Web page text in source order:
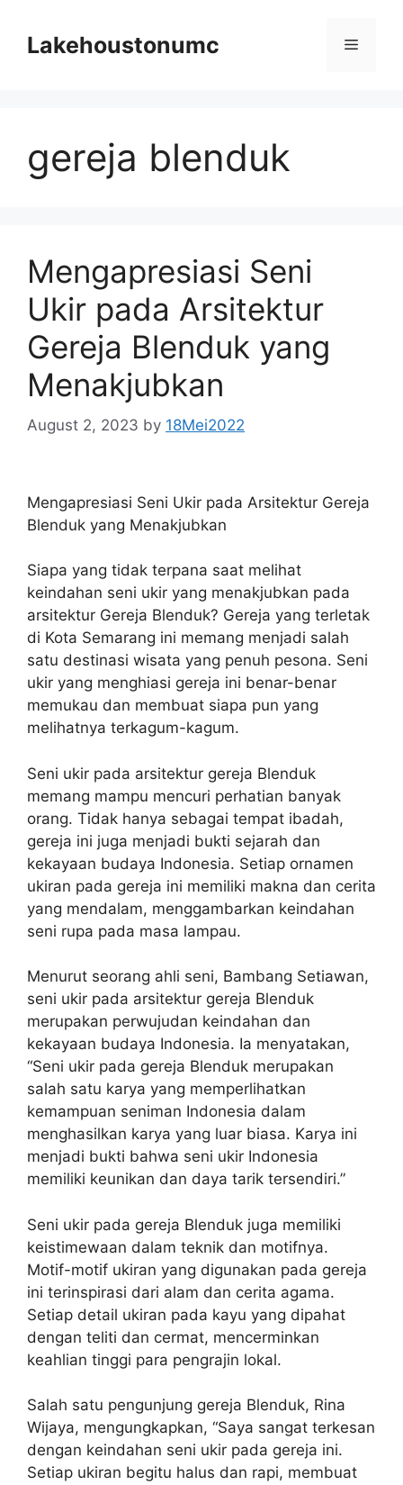
contentLakehoustonumc Menu
gereja blenduk
Mengapresiasi Seni
Ukir pada Arsitektur
Gereja Blenduk yang
Menakjubkan
August 2, 2023 by 18Mei2022
Mengapresiasi Seni Ukir pada Arsitektur Gereja
Blenduk yang Menakjubkan
Siapa yang tidak terpana saat melihat
keindahan seni ukir yang menakjubkan pada
arsitektur Gereja Blenduk? Gereja yang terletak
di Kota Semarang ini memang menjadi salah
satu destinasi wisata yang penuh pesona. Seni
ukir yang menghiasi gereja ini benar-benar
memukau dan membuat siapa pun yang
melihatnya terkagum-kagum.
Seni ukir pada arsitektur gereja Blenduk
memang mampu mencuri perhatian banyak
orang. Tidak hanya sebagai tempat ibadah,
gereja ini juga menjadi bukti sejarah dan
kekayaan budaya Indonesia. Setiap ornamen
ukiran pada gereja ini memiliki makna dan cerita
yang mendalam, menggambarkan keindahan
seni rupa pada masa lampau.
Menurut seorang ahli seni, Bambang Setiawan,
seni ukir pada arsitektur gereja Blenduk
merupakan perwujudan keindahan dan
kekayaan budaya Indonesia. Ia menyatakan,
“Seni ukir pada gereja Blenduk merupakan
salah satu karya yang memperlihatkan
kemampuan seniman Indonesia dalam
menghasilkan karya yang luar biasa. Karya ini
menjadi bukti bahwa seni ukir Indonesia
memiliki keunikan dan daya tarik tersendiri.”
Seni ukir pada gereja Blenduk juga memiliki
keistimewaan dalam teknik dan motifnya.
Motif-motif ukiran yang digunakan pada gereja
ini terinspirasi dari alam dan cerita agama.
Setiap detail ukiran pada kayu yang dipahat
dengan teliti dan cermat, mencerminkan
keahlian tinggi para pengrajin lokal.
Salah satu pengunjung gereja Blenduk, Rina
Wijaya, mengungkapkan, “Saya sangat terkesan
dengan keindahan seni ukir pada gereja ini.
Setiap ukiran begitu halus dan rapi, membuat